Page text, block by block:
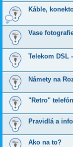
Káble,
Vase
Telekom DSL
Námety na
"Retro"
Pravidlá a
Ako na to?